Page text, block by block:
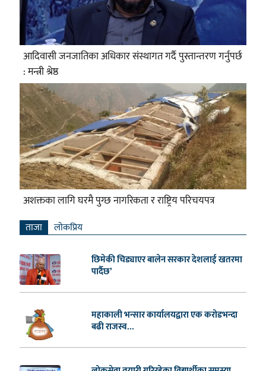
आदिवासी जनजातिका अधिकार संस्थागत गर्दै पुस्तान्तरण गर्नुपर्छ
: मन्त्री श्रेष्ठ
अशक्तका लागि घरमै पुग्छ नागरिकता र राष्ट्रिय परिचयपत्र
ताजा लाेकप्रिय
छिमेकी चिड्याएर बालेन सरकार देशलाई खतरमा
पार्दैछ’
महाकाली भन्सार कार्यालयद्वारा एक करोडभन्दा
बढी राजस्व...